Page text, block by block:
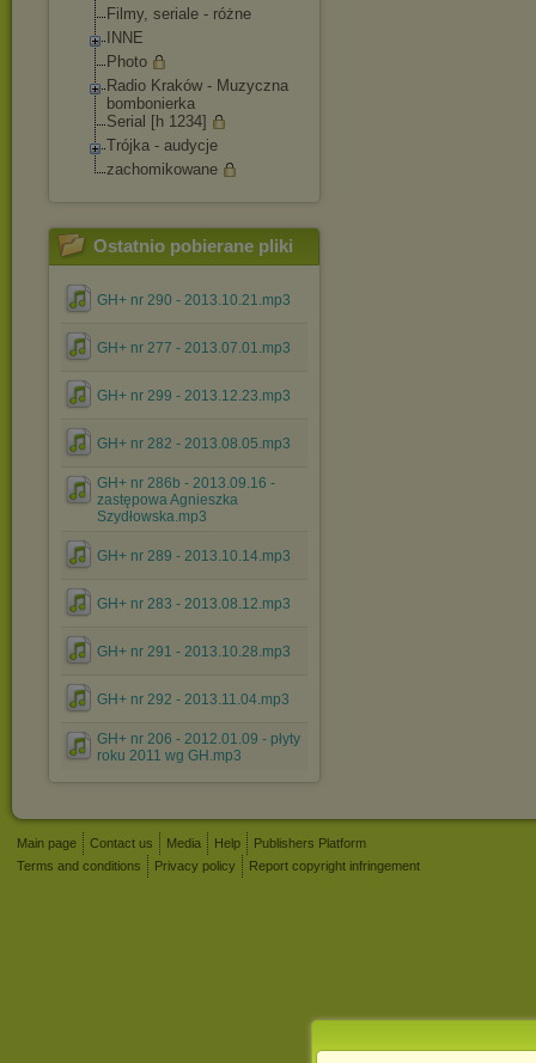
Filmy, seriale - różne
INNE
Photo
Radio Kraków - Muzyczna
bombonierka
Serial [h 1234]
Trójka - audycje
zachomikowane
Ostatnio pobierane pliki
GH+ nr 290 - 2013.10.21.mp3
GH+ nr 277 - 2013.07.01.mp3
GH+ nr 299 - 2013.12.23.mp3
GH+ nr 282 - 2013.08.05.mp3
GH+ nr 286b - 2013.09.16 -
zastępowa Agnieszka
Szydłowska.mp3
GH+ nr 289 - 2013.10.14.mp3
GH+ nr 283 - 2013.08.12.mp3
GH+ nr 291 - 2013.10.28.mp3
GH+ nr 292 - 2013.11.04.mp3
GH+ nr 206 - 2012.01.09 - płyty
roku 2011 wg GH.mp3
Main page Contact us Media Help
Publishers Platform
Terms and conditions
Privacy policy Report copyright infringement